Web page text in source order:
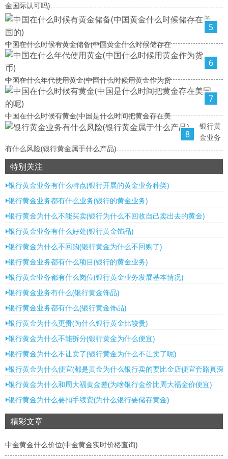
金国际认可吗)
5
中国在什么时候有黄金储备(中国黄金什么时候储存在
6
中国在什么年代使用黄金(中国什么时候用黄金作为货
7
中国在什么时候有黄金(中国是什么时间把黄金存在美
8
银行黄
金业务
有什么风险(银行黄金属于什么产品)
特别关注
银行黄金业务有什么特点(银行开展的黄金业务种类)
银行黄金业务都有什么业务(银行的黄金业务)
银行黄金为什么不能买卖(银行为什么不回收自己卖出去的黄金)
银行黄金业务有什么好处(银行黄金饰品)
银行黄金为什么不回购(银行黄金为什么不回购了)
银行黄金业务都有什么项目(银行的黄金业务)
银行黄金业务都有什么岗位(银行黄金业务发展基本情况)
银行黄金业务有什么(银行黄金饰品)
银行黄金业务都有什么(银行黄金饰品)
银行黄金为什么更贵(为什么银行黄金比较贵)
银行黄金为什么不能拆分(银行黄金为什么便宜)
银行黄金为什么不让卖了(银行黄金为什么不让卖了呢)
银行黄金为什么便宜(都是黄金为什么银行卖的要比金店便宜套路真深)
银行黄金为什么和周大福黄金差(为啥银行金价比周大福金价便宜)
银行黄金为什么要扣手续费(为什么银行要储存黄金)
精彩文章
中金黄金什么价位(中金黄金实时价格查询)